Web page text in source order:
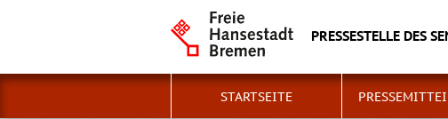
PRESSESTELLE DES
STARTSEITE